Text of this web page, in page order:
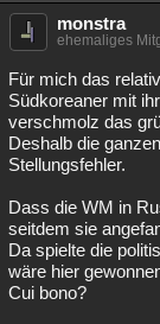
monstra
ehemaliges
Für mich das
Südkoreaner mit
verschmolz das
Deshalb die
Stellungsfehler.
Dass die WM in
seitdem sie
Da spielte die
wäre hier
Cui bono?